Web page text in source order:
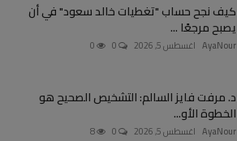
كيف نجح حساب "تغطيات خالد سعود" في أن
يصبح مرجعًا ...
AyaNour اغسطس 5, 2026
د. مرفت فايز السالم: التشخيص الصحيح هو
الخطوة الأو...
AyaNour اغسطس 5, 2026